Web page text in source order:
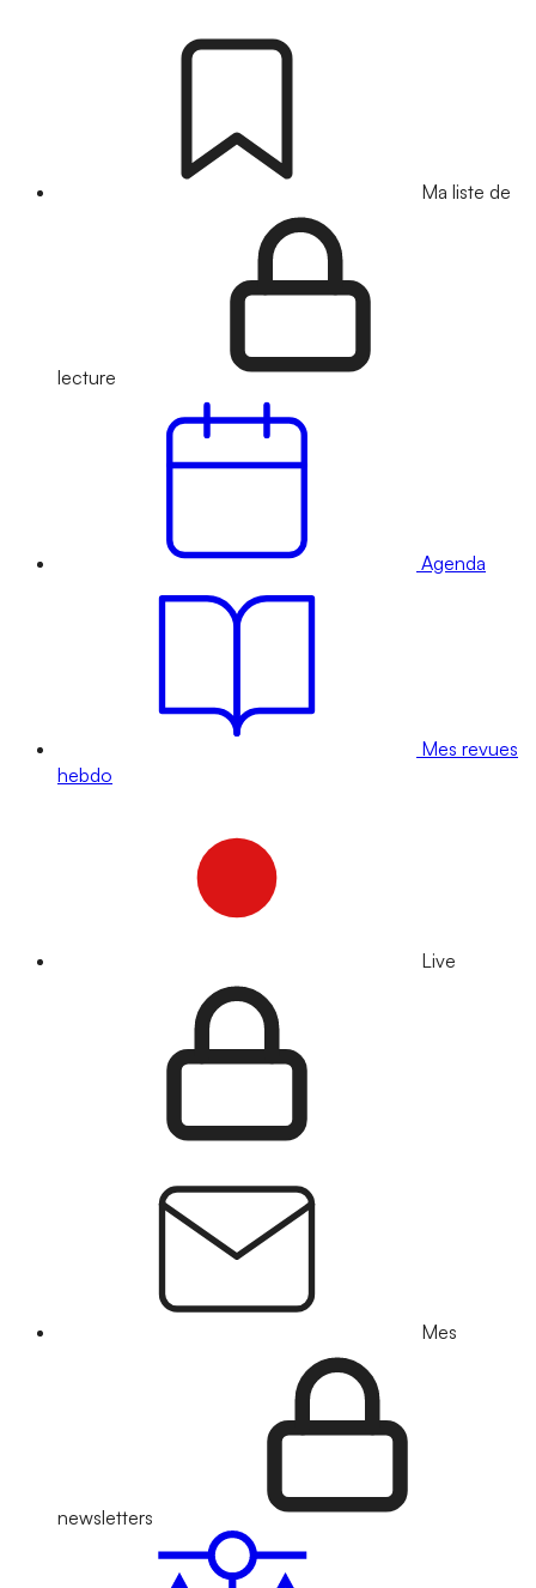
Ma liste de
lecture
Agenda
Mes revues
hebdo
Live
Mes
newsletters